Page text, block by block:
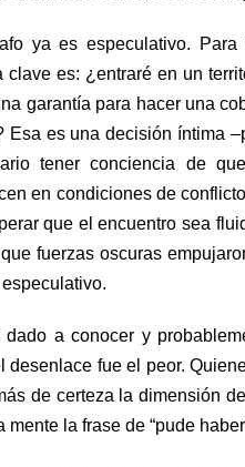
ya es especulativo.
clave es: ¿entraré en un
garantía para hacer una
Esa es una decisión íntima
tener conciencia de
en condiciones de
que el encuentro sea
fuerzas oscuras
dado a conocer y
desenlace fue el peor.
de certeza la dimensión
mente la frase de “pude